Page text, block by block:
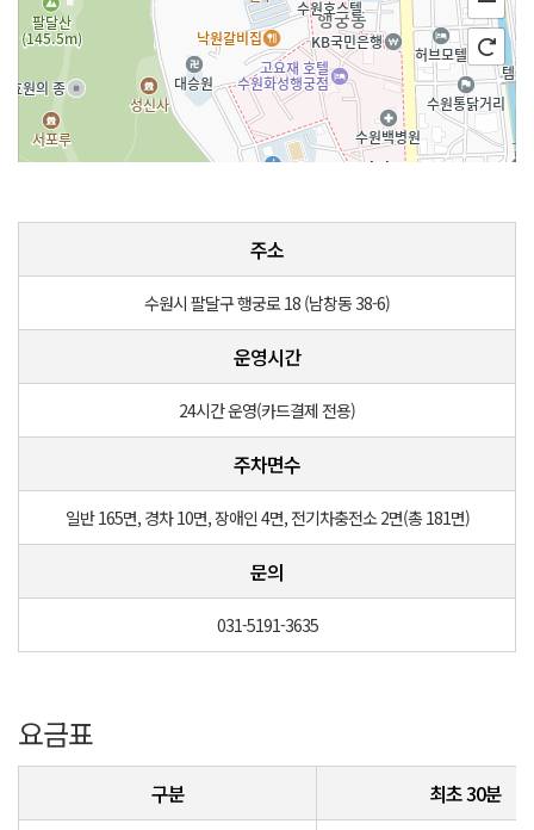
주소
수원시 팔달구 행궁로 18 (남창동 38-6)
운영시간
24시간 운영(카드결제 전용)
주차면수
일반 165면, 경차 10면, 장애인 4면, 전기차충전소 2면(총 181면)
문의
031-5191-3635
요금표
구분 최초 30분